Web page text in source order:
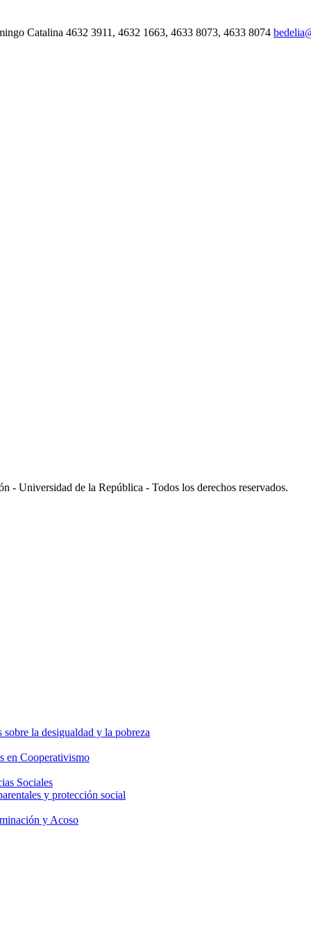
Catalina 4632 3911, 4632 1663, 4633 8073, 4633 8074
Universidad de la República - Todos los derechos reservados.
la desigualdad y la pobreza
en Cooperativismo
Sociales
y protección social
y Acoso